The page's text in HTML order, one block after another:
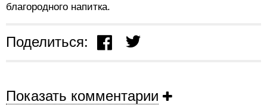
благородного напитка.
Поделиться:
Показать комментарии